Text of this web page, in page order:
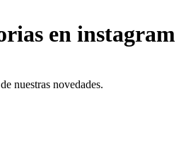
en instagram
nuestras novedades.